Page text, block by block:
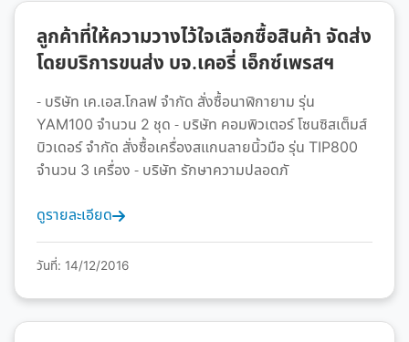
ลูกค้าที่ให้ความวางไว้ใจเลือกซื้อสินค้า จัดส่ง
โดยบริการขนส่ง บจ.เคอรี่ เอ็กซ์เพรสฯ
- บริษัท เค.เอส.โกลฟ จำกัด สั่งซื้อนาฬิกายาม รุ่น
YAM100 จำนวน 2 ชุด - บริษัท คอมพิวเตอร์ โซนซิสเต็มส์
บิวเดอร์ จำกัด สั่งซื้อเครื่องสแกนลายนิ้วมือ รุ่น TIP800
จำนวน 3 เครื่อง - บริษัท รักษาความปลอดภั
ดูรายละเอียด
วันที่: 14/12/2016